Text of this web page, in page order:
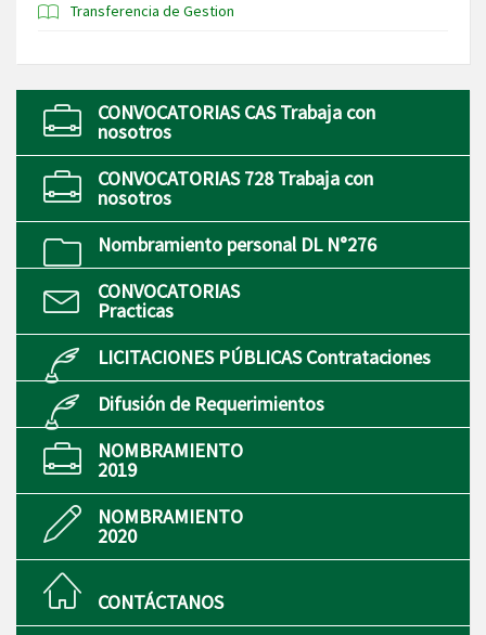
Transferencia de Gestion
CONVOCATORIAS CAS Trabaja con
nosotros
CONVOCATORIAS 728 Trabaja con
nosotros
Nombramiento personal DL N°276
CONVOCATORIAS
Practicas
LICITACIONES PÚBLICAS Contrataciones
Difusión de Requerimientos
NOMBRAMIENTO
2019
NOMBRAMIENTO
2020
CONTÁCTANOS